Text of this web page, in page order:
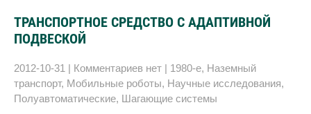
ТРАНСПОРТНОЕ СРЕДСТВО С АДАПТИВНОЙ
ПОДВЕСКОЙ
2012-10-31 | Комментариев нет | 1980-е, Наземный
транспорт, Мобильные роботы, Научные исследования,
Полуавтоматические, Шагающие системы